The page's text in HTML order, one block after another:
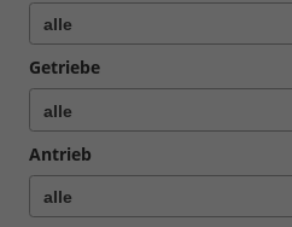
Getriebe
Antrieb